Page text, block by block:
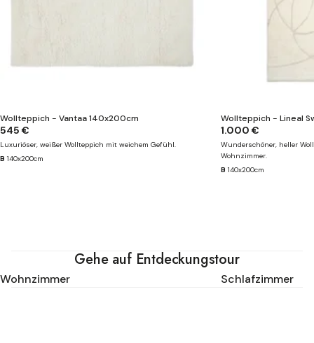
Wollteppich - Vantaa 140x200cm
545 €
Luxuriöser, weißer Wollteppich mit weichem Gefühl.
B 140x200cm
Wollteppich - Lineal
1.000 €
Wunderschöner, heller
Wohnzimmer.
B 140x200cm
Gehe auf Entdeckungstour
Wohnzimmer Schlafzimmer